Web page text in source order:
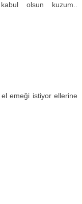
olsun kuzum..
emeği istiyor ellerine